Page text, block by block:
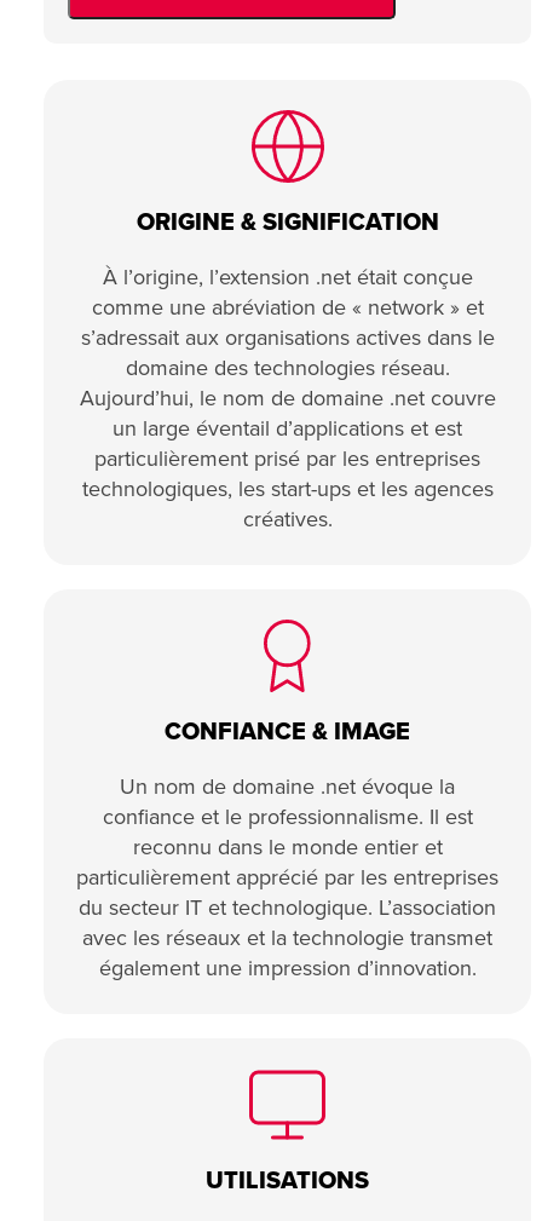
ORIGINE & SIGNIFICATION
À l’origine, l’extension .net était conçue
comme une abréviation de « network » et
s’adressait aux organisations actives dans le
domaine des technologies réseau.
Aujourd’hui, le nom de domaine .net couvre
un large éventail d’applications et est
particulièrement prisé par les entreprises
technologiques, les start-ups et les agences
créatives.
CONFIANCE & IMAGE
Un nom de domaine .net évoque la
confiance et le professionnalisme. Il est
reconnu dans le monde entier et
particulièrement apprécié par les entreprises
du secteur IT et technologique. L’association
avec les réseaux et la technologie transmet
également une impression d’innovation.
UTILISATIONS